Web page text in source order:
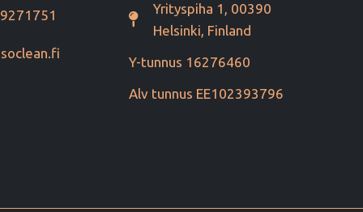
Yrityspiha 1, 00390
Helsinki, Finland
Y-tunnus 16276460
Alv tunnus EE102393796